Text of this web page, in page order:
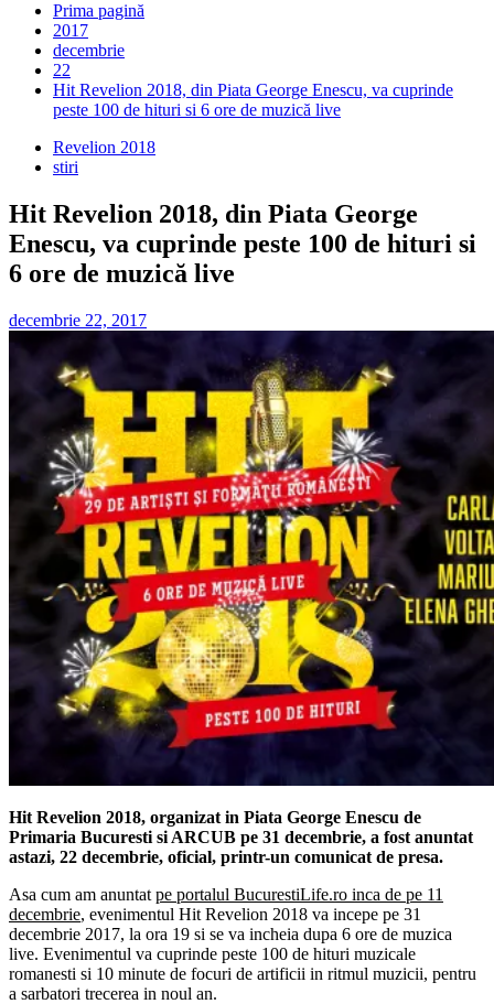
Prima pagină
2017
decembrie
22
Hit Revelion 2018, din Piata George Enescu, va cuprinde
peste 100 de hituri si 6 ore de muzică live
Revelion 2018
stiri
Hit Revelion 2018, din Piata George
Enescu, va cuprinde peste 100 de hituri si
6 ore de muzică live
decembrie 22, 2017
Hit Revelion 2018, organizat in Piata George Enescu de
Primaria Bucuresti si ARCUB pe 31 decembrie, a fost anuntat
astazi, 22 decembrie, oficial, printr-un comunicat de presa.
Asa cum am anuntat pe portalul BucurestiLife.ro inca de pe 11
decembrie, evenimentul Hit Revelion 2018 va incepe pe 31
decembrie 2017, la ora 19 si se va incheia dupa 6 ore de muzica
live. Evenimentul va cuprinde peste 100 de hituri muzicale
romanesti si 10 minute de focuri de artificii in ritmul muzicii, pentru
a sarbatori trecerea in noul an.